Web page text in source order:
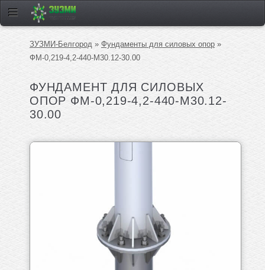
ЗУЗМИ-Белгород » Фундаменты для силовых опор »
ФМ-0,219-4,2-440-М30.12-30.00
ФУНДАМЕНТ ДЛЯ СИЛОВЫХ
ОПОР ФМ-0,219-4,2-440-М30.12-
30.00